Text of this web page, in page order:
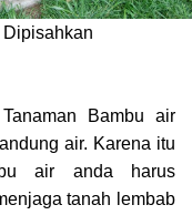
Dipisahkan
Bambu air
air. Karena itu
air anda harus
tanah lembab